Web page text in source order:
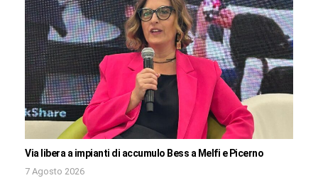
Via libera a impianti di accumulo Bess a Melfi e Picerno
7 Agosto 2026